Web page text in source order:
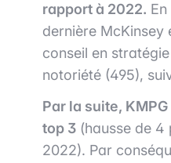
rapport à 2022.
dernière McKinsey
conseil en
notoriété (495),
Par la suite,
top 3 (hausse de 4
2022). Par